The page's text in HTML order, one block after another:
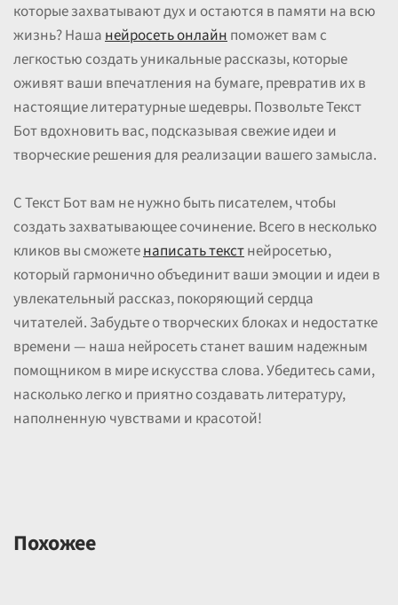
которые захватывают дух и остаются в памяти на всю
жизнь? Нашанейросеть онлайнпоможет вам с
легкостью создать уникальные рассказы, которые
оживят ваши впечатления на бумаге, превратив их в
настоящие литературные шедевры. Позвольте Текст
Бот вдохновить вас, подсказывая свежие идеи и
творческие решения для реализации вашего замысла.
С Текст Бот вам не нужно быть писателем, чтобы
создать захватывающее сочинение. Всего в несколько
кликов вы сможетенаписать текстнейросетью,
который гармонично объединит ваши эмоции и идеи в
увлекательный рассказ, покоряющий сердца
читателей. Забудьте о творческих блоках и недостатке
времени — наша нейросеть станет вашим надежным
помощником в мире искусства слова. Убедитесь сами,
насколько легко и приятно создавать литературу,
наполненную чувствами и красотой!
Похожее